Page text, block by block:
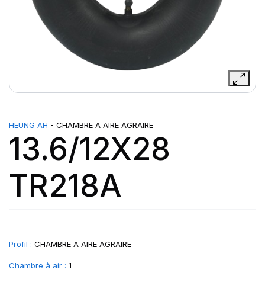
HEUNG AH - CHAMBRE A AIRE AGRAIRE
13.6/12X28
TR218A
Profil : CHAMBRE A AIRE AGRAIRE
Chambre à air : 1